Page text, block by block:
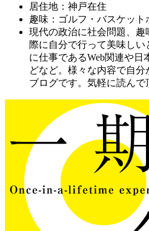
居住地：神戸在住
趣味：ゴルフ・バスケット
現代の政治に社会問題、
際に自分で行って美味し
に仕事であるWeb関連や
どなど。様々な内容で自
ブログです。気軽に読んで